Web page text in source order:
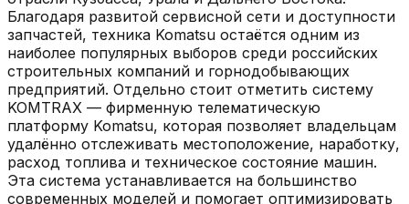
Благодаря развитой сервисной сети и доступности
запчастей, техника Komatsu остаётся одним из
наиболее популярных выборов среди российских
строительных компаний и горнодобывающих
предприятий. Отдельно стоит отметить систему
KOMTRAX — фирменную телематическую
платформу Komatsu, которая позволяет владельцам
удалённо отслеживать местоположение, наработку,
расход топлива и техническое состояние машин.
Эта система устанавливается на большинство
современных моделей и помогает оптимизировать